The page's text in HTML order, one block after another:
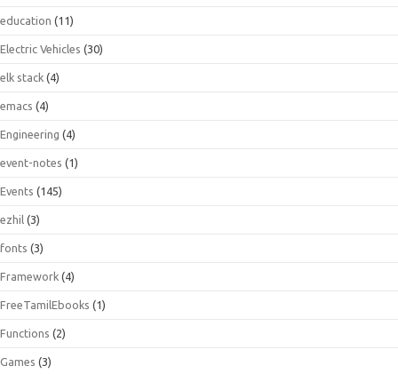
education (11)
Electric Vehicles (30)
elk stack (4)
emacs (4)
Engineering (4)
event-notes (1)
Events (145)
ezhil (3)
fonts (3)
Framework (4)
FreeTamilEbooks (1)
Functions (2)
Games (3)